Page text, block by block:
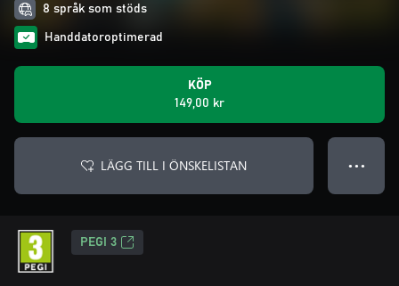
8 språk som stöds
Handdatoroptimerad
KÖP
149,00 kr
LÄGG TILL I ÖNSKELISTAN ● ● ●
PEGI 3